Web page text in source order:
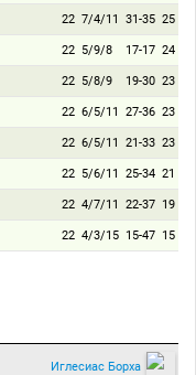
22 7/4/11 31-35 25
22 5/9/8 17-17 24
22 5/8/9 19-30 23
22 6/5/11 27-36 23
22 6/5/11 21-33 23
22 5/6/11 25-34 21
22 4/7/11 22-37 19
22 4/3/15 15-47 15
Иглесиас Борха